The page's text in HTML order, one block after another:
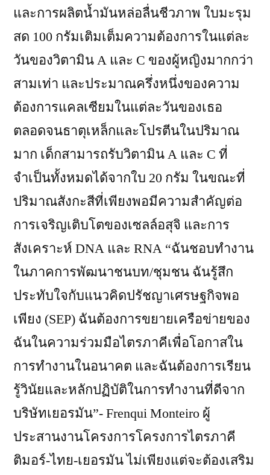
และการผลิตน้ำมันหล่อลื่นชีวภาพ ใบมะรุม
สด 100 กรัมเติมเต็มความต้องการในแต่ละ
วันของวิตามิน A และ C ของผู้หญิงมากกว่า
สามเท่า และประมาณครึ่งหนึ่งของความ
ต้องการแคลเซียมในแต่ละวันของเธอ
ตลอดจนธาตุเหล็กและโปรตีนในปริมาณ
มาก เด็กสามารถรับวิตามิน A และ C ที่
จำเป็นทั้งหมดได้จากใบ 20 กรัม ในขณะที่
ปริมาณสังกะสีที่เพียงพอมีความสำคัญต่อ
การเจริญเติบโตของเซลล์อสุจิ และการ
สังเคราะห์ DNA และ RNA “ฉันชอบทำงาน
ในภาคการพัฒนาชนบท/ชุมชน ฉันรู้สึก
ประทับใจกับแนวคิดปรัชญาเศรษฐกิจพอ
เพียง (SEP) ฉันต้องการขยายเครือข่ายของ
ฉันในความร่วมมือไตรภาคีเพื่อโอกาสใน
การทำงานในอนาคต และฉันต้องการเรียน
รู้วินัยและหลักปฏิบัติในการทำงานที่ดีจาก
บริษัทเยอรมัน”- Frenqui Monteiro ผู้
ประสานงานโครงการโครงการไตรภาคี
ติมอร์-ไทย-เยอรมัน ไม่เพียงแต่จะต้องเสริม